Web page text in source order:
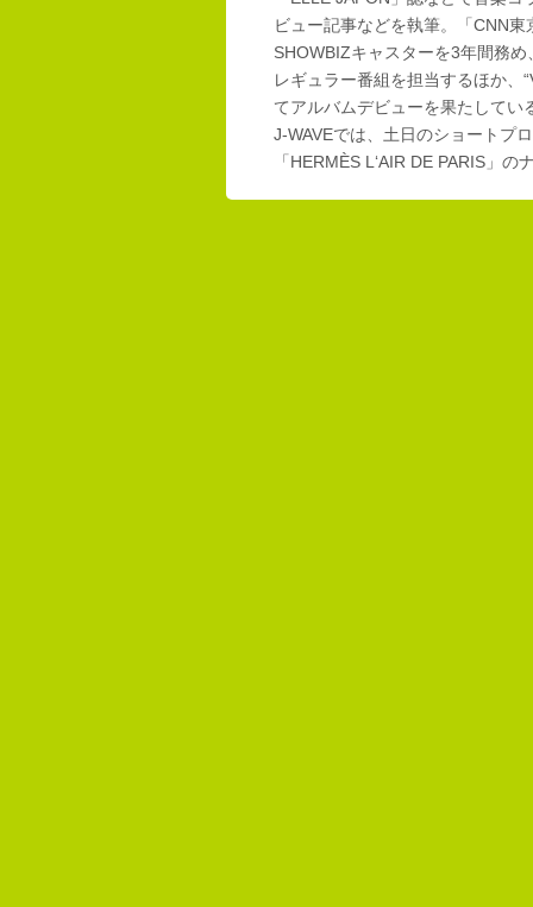
ビュー記事などを執筆。「CNN東
SHOWBIZキャスターを3年間務め
レギュラー番組を担当するほか、
てアルバムデビューを果たしてい
J-WAVEでは、土日のショートプ
「HERMÈS L‘AIR DE PARIS」